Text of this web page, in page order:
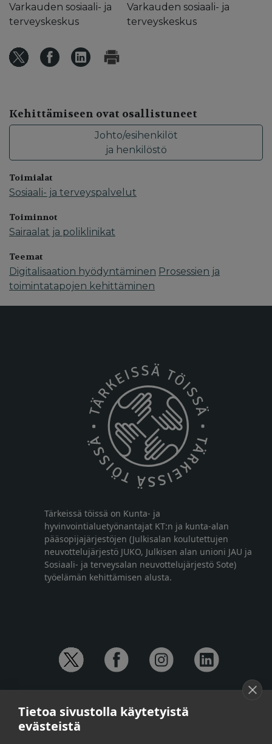
Varkauden sosiaali- ja
terveyskeskus
Varkauden sosiaali- ja
terveyskeskus
Kehittämiseen ovat osallistuneet
Johto/esihenkilöt
ja henkilöstö
Toimialat
Sosiaali- ja terveyspalvelut
Toiminnot
Sairaalat ja poliklinikat
Teemat
Digitalisaation hyödyntäminen Prosessien ja
toimintatapojen kehittäminen
Tärkeissä töissä on Kunta- ja
hyvinvointialuetyönantajat KT:n ja kunta-alan
pääsopijajärjestöjen (Julkisalan koulutettujen
neuvottelujärjestö JUKO, Julkisen alan unioni JAU ja
Sosiaali- ja terveysalan neuvottelujärjestö Sote)
työelämän kehittämisen alusta.
Anna-Mari Jaanu, kehittämispäällikkö,
puh. +358 50 572 4620
Tietoa sivustolla käytetyistä
evästeistä